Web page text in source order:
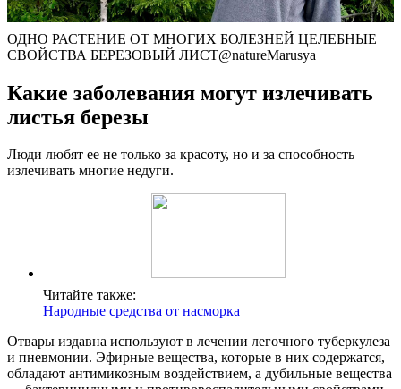
ОДНО РАСТЕНИЕ ОТ МНОГИХ БОЛЕЗНЕЙ ЦЕЛЕБНЫЕ
СВОЙСТВА БЕРЕЗОВЫЙ ЛИСТ@natureMarusya
Какие заболевания могут излечивать
листья березы
Люди любят ее не только за красоту, но и за способность
излечивать многие недуги.
Читайте также:
Народные средства от насморка
Отвары издавна используют в лечении легочного туберкулеза
и пневмонии. Эфирные вещества, которые в них содержатся,
обладают антимикозным воздействием, а дубильные вещества